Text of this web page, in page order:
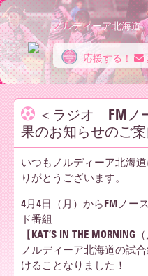
ノ
ル
デ
ィ
ノルディーア北海道
応援する！
＜ラジオ FMノ
果のお知らせのご
いつもノルディーア北海
りがとうございます。
4月4日（月）からFMノー
ド番組
【KAT’S IN THE
ノルディーア北海道の試
けることなりました！